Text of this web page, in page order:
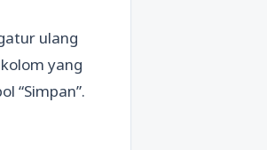
ulang
yang
“Simpan”.